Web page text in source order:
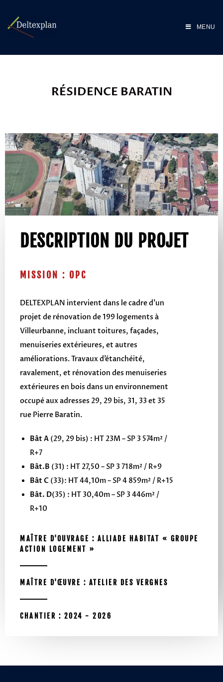
MENU
RÉSIDENCE BARATIN
DESCRIPTION DU PROJET
MISSION : OPC
DELTEXPLAN intervient dans le cadre d’un
projet de rénovation de 199 logements à
Villeurbanne, incluant toitures, façades,
menuiseries extérieures, et autres
améliorations. Travaux d’étanchéité,
ravalement, et rénovation des menuiseries
extérieures en bois dans un environnement
occupé aux adresses 29, 29 bis, 31, 33 et 35
rue Pierre Baratin.
Bât A (29, 29 bis) : HT 23M – SP 3 574m² /
R+7
Bât.B (31) : HT 27,50 – SP 3 718m² / R+9
Bât C (33): HT 44,10m – SP 4 859m² / R+15
Bât. D(35) : HT 30,40m – SP 3 446m² /
R+10
MAÎTRE D'OUVRAGE : ALLIADE HABITAT « GROUPE
ACTION LOGEMENT »
MAÎTRE D'ŒUVRE : ATELIER DES VERGNES
CHANTIER : 2024 - 2026